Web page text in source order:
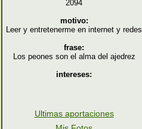
2094
motivo:
Leer y entretenerme en internet y redes
frase:
Los peones son el alma del ajedrez
intereses:
Ultimas aportaciones